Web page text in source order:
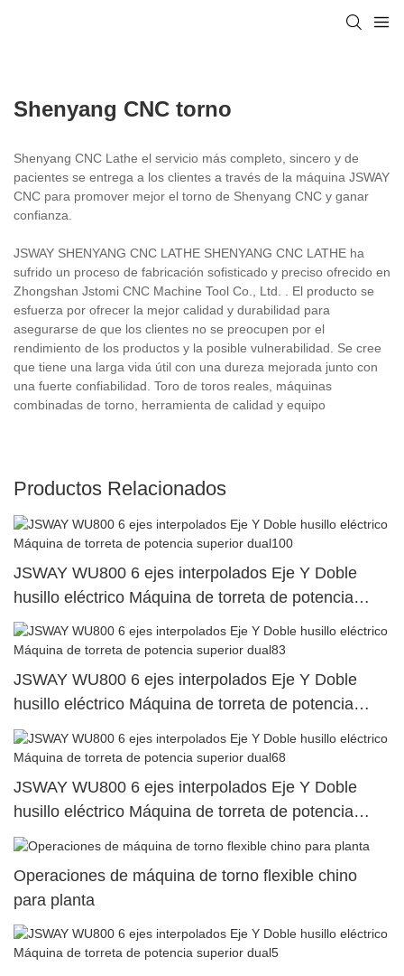
Shenyang CNC torno
Shenyang CNC Lathe el servicio más completo, sincero y de
pacientes se entrega a los clientes a través de la máquina JSWAY
CNC para promover mejor el torno de Shenyang CNC y ganar
confianza.
JSWAY SHENYANG CNC LATHE SHENYANG CNC LATHE ha
sufrido un proceso de fabricación sofisticado y preciso ofrecido en
Zhongshan Jstomi CNC Machine Tool Co., Ltd. . El producto se
esfuerza por ofrecer la mejor calidad y durabilidad para
asegurarse de que los clientes no se preocupen por el
rendimiento de los productos y la posible vulnerabilidad. Se cree
que tiene una larga vida útil con una dureza mejorada junto con
una fuerte confiabilidad. Toro de toros reales, máquinas
combinadas de torno, herramienta de calidad y equipo
Productos Relacionados
JSWAY WU800 6 ejes interpolados Eje Y Doble
husillo eléctrico Máquina de torreta de potencia
superior dual100
JSWAY WU800 6 ejes interpolados Eje Y Doble
husillo eléctrico Máquina de torreta de potencia
superior dual83
JSWAY WU800 6 ejes interpolados Eje Y Doble
husillo eléctrico Máquina de torreta de potencia
superior dual68
Operaciones de máquina de torno flexible chino
para planta